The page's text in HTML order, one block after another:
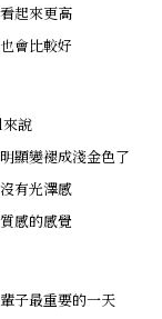
起來更高
會比較好
說
顯變褪成淺金色了
有光澤感
感的感覺
子最重要的一天